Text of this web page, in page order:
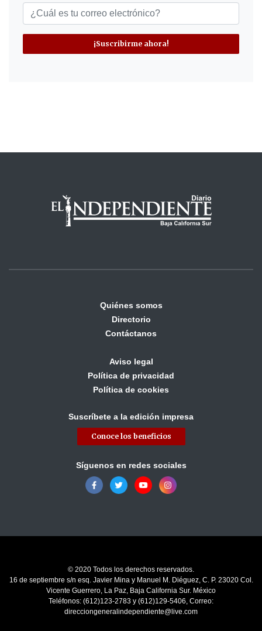
¡Suscribirme ahora!
Quiénes somos
Directorio
Contáctanos
Aviso legal
Política de privacidad
Política de cookies
Suscríbete a la edición impresa
Conoce los beneficios
Síguenos en redes sociales
© 2020 Todos los derechos reservados.
16 de septiembre s/n esq. Javier Mina y Manuel M. Diéguez, C. P. 23020 Col.
Vicente Guerrero, La Paz, Baja California Sur. México
Teléfonos: (612)123-2783 y (612)129-5406, Correo:
direcciongeneralindependiente@live.com